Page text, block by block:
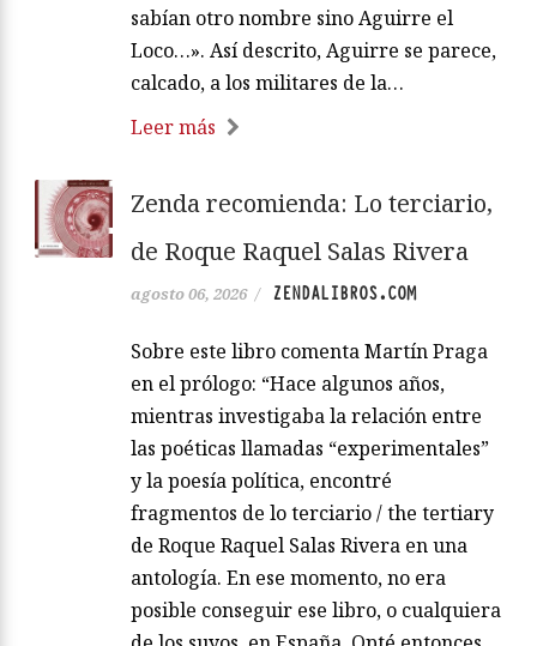
sabían otro nombre sino Aguirre el
Loco…». Así descrito, Aguirre se parece,
calcado, a los militares de la…
Leer más
Zenda recomienda: Lo terciario,
de Roque Raquel Salas Rivera
agosto 06, 2026 / ZENDALIBROS.COM
Sobre este libro comenta Martín Praga
en el prólogo: “Hace algunos años,
mientras investigaba la relación entre
las poéticas llamadas “experimentales”
y la poesía política, encontré
fragmentos de lo terciario / the tertiary
de Roque Raquel Salas Rivera en una
antología. En ese momento, no era
posible conseguir ese libro, o cualquiera